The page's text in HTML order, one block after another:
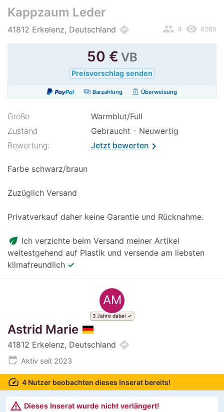
Kappzaum Leder
41812 Erkelenz, Deutschland directions remove_red_eye 0265
people 4
50 € VB
Preisvorschlag senden
paymentsBarzahlung account_balance Überweisung
Größe
Warmblut/Full
Zustand
Gebraucht - Neuwertig
Bewertung:
Jetzt bewertenchevron_right
Farbe schwarz/braun
Zuzüglich Versand
Privatverkauf daher keine Garantie und Rücknahme.
eco Ich verzichte beim Versand meiner Artikel
weitestgehend auf Plastik und versende am liebsten
klimafreundlich ✓
AM
3 Jahre dabei
Astrid Marie
41812 Erkelenz, Deutschland directions
edit_calendar Aktiv seit 2023
speed 4 Nutzer beobachten dieses Inserat bereits!
warning_amber Dieses Inserat wurde nicht verlängert!